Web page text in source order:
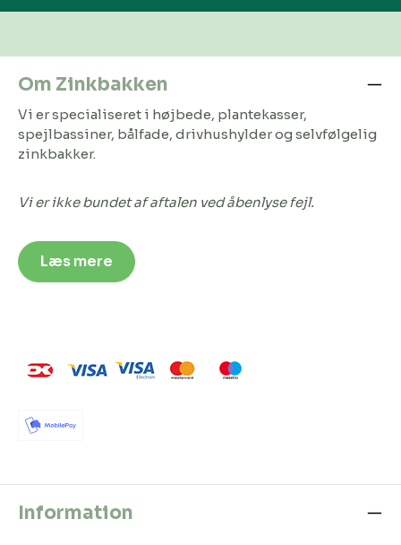
Om Zinkbakken
Vi er specialiseret i højbede, plantekasser,
spejlbassiner, bålfade, drivhushylder og selvfølgelig
zinkbakker.
Vi er ikke bundet af aftalen ved åbenlyse fejl.
Læs mere
Information